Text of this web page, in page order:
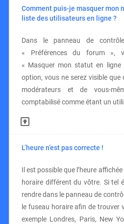
Comment puis-je masquer mon
liste des utilisateurs en ligne ?
Dans le panneau de
« Préférences du forum »,
« Masquer mon statut en ligne
option, vous ne serez visible
modérateurs et de vous-
comptabilisé comme étant un
L’heure n’est pas correcte !
Il est possible que l’heure
horaire différent du vôtre. Si tel
rendre dans le panneau de
le fuseau horaire afin de trouver
exemple Londres, Paris, New